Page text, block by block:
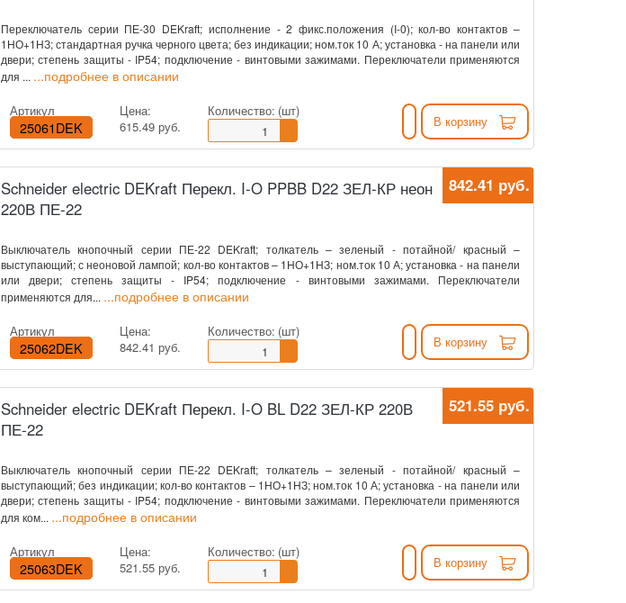
Переключатель серии ПЕ-30 DEKraft; исполнение - 2 фикс.положения (I-0); кол-во контактов –
1НО+1НЗ; стандартная ручка черного цвета; без индикации; ном.ток 10 А; установка - на панели или
двери; степень защиты - IP54; подключение - винтовыми зажимами. Переключатели применяются
для ... ...подробнее в описании
Артикул
25061DEK
Цена:
615.49 руб.
Количество: (шт)
В корзину
842.41 руб.
Schneider electric DEKraft Перекл. I-O PPBB D22 ЗЕЛ-КР неон
220В ПЕ-22
Выключатель кнопочный серии ПЕ-22 DEKraft; толкатель – зеленый - потайной/ красный –
выступающий; с неоновой лампой; кол-во контактов – 1НО+1НЗ; ном.ток 10 А; установка - на панели
или двери; степень защиты - IP54; подключение - винтовыми зажимами. Переключатели
применяются для... ...подробнее в описании
Артикул
25062DEK
Цена:
842.41 руб.
Количество: (шт)
В корзину
521.55 руб.
Schneider electric DEKraft Перекл. I-O BL D22 ЗЕЛ-КР 220В
ПЕ-22
Выключатель кнопочный серии ПЕ-22 DEKraft; толкатель – зеленый - потайной/ красный –
выступающий; без индикации; кол-во контактов – 1НО+1НЗ; ном.ток 10 А; установка - на панели или
двери; степень защиты - IP54; подключение - винтовыми зажимами. Переключатели применяются
для ком... ...подробнее в описании
Артикул
25063DEK
Цена:
521.55 руб.
Количество: (шт)
В корзину